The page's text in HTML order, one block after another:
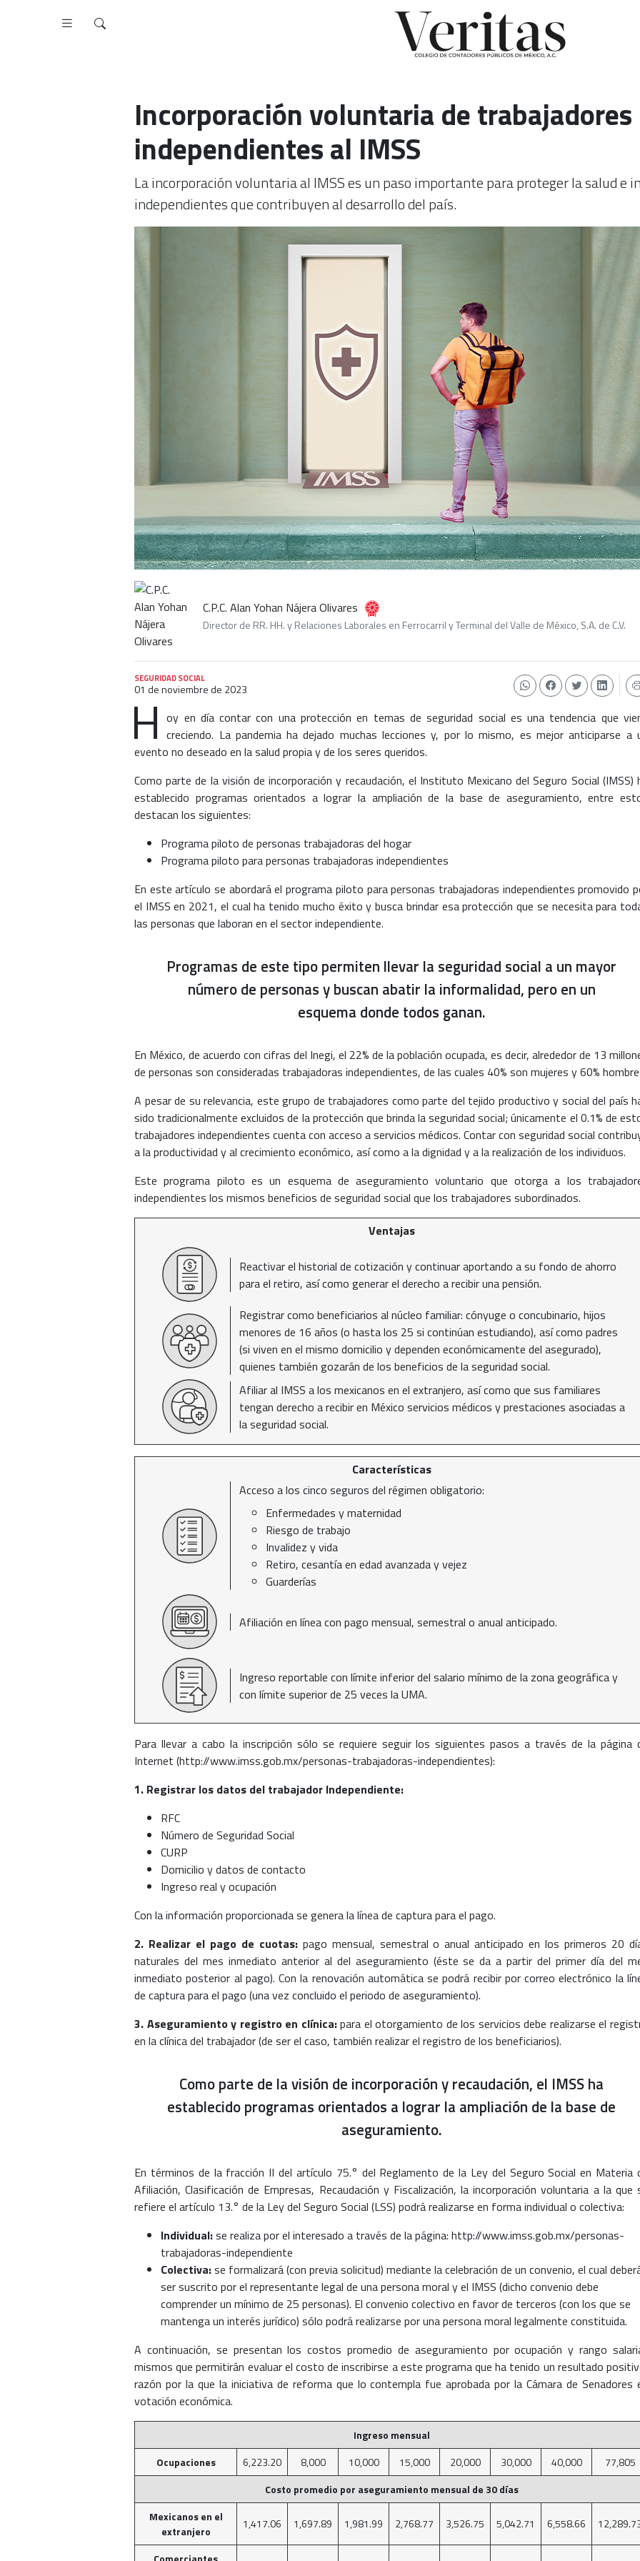
Incorporación voluntaria de trabajadores
independientes al IMSS
La incorporación voluntaria al IMSS es un paso importante para proteger la salud e
independientes que contribuyen al desarrollo del país.
C.P.C. Alan Yohan Nájera Olivares
Director de RR. HH. y Relaciones Laborales en Ferrocarril y Terminal del Valle de México, S.A. de C.V.
SEGURIDAD SOCIAL
01 de noviembre de 2023
H oy en día contar con una protección en temas de seguridad social es una tendencia que
creciendo. La pandemia ha dejado muchas lecciones y, por lo mismo, es mejor anticiparse a
evento no deseado en la salud propia y de los seres queridos.
Como parte de la visión de incorporación y recaudación, el Instituto Mexicano del Seguro Social (IMSS)
establecido programas orientados a lograr la ampliación de la base de aseguramiento, entre
destacan los siguientes:
Programa piloto de personas trabajadoras del hogar
Programa piloto para personas trabajadoras independientes
En este artículo se abordará el programa piloto para personas trabajadoras independientes promovido
el IMSS en 2021, el cual ha tenido mucho éxito y busca brindar esa protección que se necesita para
las personas que laboran en el sector independiente.
Programas de este tipo permiten llevar la seguridad social a un mayor
número de personas y buscan abatir la informalidad, pero en un
esquema donde todos ganan.
En México, de acuerdo con cifras del Inegi, el 22% de la población ocupada, es decir, alrededor de 13
de personas son consideradas trabajadoras independientes, de las cuales 40% son mujeres y 60%
A pesar de su relevancia, este grupo de trabajadores como parte del tejido productivo y social del país
sido tradicionalmente excluidos de la protección que brinda la seguridad social; únicamente el 0.1% de
trabajadores independientes cuenta con acceso a servicios médicos. Contar con seguridad social
a la productividad y al crecimiento económico, así como a la dignidad y a la realización de los individuos.
Este programa piloto es un esquema de aseguramiento voluntario que otorga a los
independientes los mismos beneficios de seguridad social que los trabajadores subordinados.
Ventajas
Reactivar el historial de cotización y continuar aportando a su fondo de ahorro
para el retiro, así como generar el derecho a recibir una pensión.
Registrar como beneficiarios al núcleo familiar: cónyuge o concubinario, hijos
menores de 16 años (o hasta los 25 si continúan estudiando), así como padres
(si viven en el mismo domicilio y dependen económicamente del asegurado),
quienes también gozarán de los beneficios de la seguridad social.
Afiliar al IMSS a los mexicanos en el extranjero, así como que sus familiares
tengan derecho a recibir en México servicios médicos y prestaciones asociadas a
la seguridad social.
Características
Acceso a los cinco seguros del régimen obligatorio:
Enfermedades y maternidad
Riesgo de trabajo
Invalidez y vida
Retiro, cesantía en edad avanzada y vejez
Guarderías
Afiliación en línea con pago mensual, semestral o anual anticipado.
Ingreso reportable con límite inferior del salario mínimo de la zona geográfica y
con límite superior de 25 veces la UMA.
Para llevar a cabo la inscripción sólo se requiere seguir los siguientes pasos a través de la página
Internet (http://www.imss.gob.mx/personas-trabajadoras-independientes):
1. Registrar los datos del trabajador Independiente:
RFC
Número de Seguridad Social
CURP
Domicilio y datos de contacto
Ingreso real y ocupación
Con la información proporcionada se genera la línea de captura para el pago.
2. Realizar el pago de cuotas:pago mensual, semestral o anual anticipado en los primeros 20
naturales del mes inmediato anterior al del aseguramiento (éste se da a partir del primer día del
inmediato posterior al pago). Con la renovación automática se podrá recibir por correo electrónico la
de captura para el pago (una vez concluido el periodo de aseguramiento).
3. Aseguramiento y registro en clínica:para el otorgamiento de los servicios debe realizarse el
en la clínica del trabajador (de ser el caso, también realizar el registro de los beneficiarios).
Como parte de la visión de incorporación y recaudación, el IMSS ha
establecido programas orientados a lograr la ampliación de la base de
aseguramiento.
En términos de la fracción II del artículo 75.° del Reglamento de la Ley del Seguro Social en Materia
Afiliación, Clasificación de Empresas, Recaudación y Fiscalización, la incorporación voluntaria a la que
refiere el artículo 13.° de la Ley del Seguro Social (LSS) podrá realizarse en forma individual o colectiva:
Individual:se realiza por el interesado a través de la página: http://www.imss.gob.mx/personas-
trabajadoras-independiente
Colectiva:se formalizará (con previa solicitud) mediante la celebración de un convenio, el cual
ser suscrito por el representante legal de una persona moral y el IMSS (dicho convenio debe
comprender un mínimo de 25 personas). El convenio colectivo en favor de terceros (con los que se
mantenga un interés jurídico) sólo podrá realizarse por una persona moral legalmente constituida.
A continuación, se presentan los costos promedio de aseguramiento por ocupación y rango
mismos que permitirán evaluar el costo de inscribirse a este programa que ha tenido un resultado
razón por la que la iniciativa de reforma que lo contempla fue aprobada por la Cámara de Senadores
votación económica.
Ingreso mensual
Ocupaciones
6,223.20 8,000 10,000 15,000 20,000 30,000 40,000
77,805
Costo promedio por aseguramiento mensual de 30 días
Mexicanos en el
extranjero
1,417.06 1,697.89 1,981.99 2,768.77 3,526.75 5,042.71 6,558.66